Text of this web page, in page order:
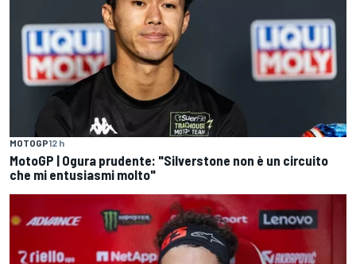
MOTOGP12 h
MotoGP | Ogura prudente: "Silverstone non è un circuito
che mi entusiasmi molto"